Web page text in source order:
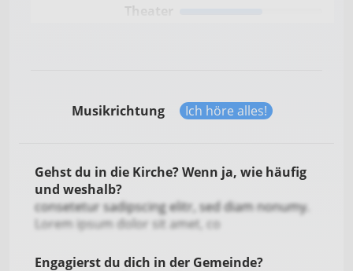
Theater
Musikrichtung Ich höre alles!
Gehst du in die Kirche? Wenn ja, wie häufig
und weshalb?
consetetur sadipscing elitr, sed diam nonumy.
Lorem ipsum dolor sit amet, co
Engagierst du dich in der Gemeinde?